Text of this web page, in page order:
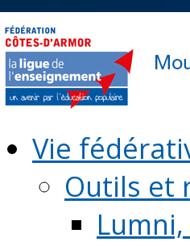
Vie
Outils et